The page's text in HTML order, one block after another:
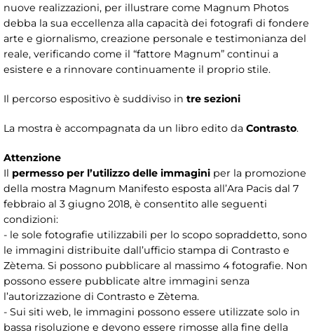
nuove realizzazioni, per illustrare come Magnum Photos
debba la sua eccellenza alla capacità dei fotografi di fondere
arte e giornalismo, creazione personale e testimonianza del
reale, verificando come il “fattore Magnum” continui a
esistere e a rinnovare continuamente il proprio stile.
Il percorso espositivo è suddiviso in tre sezioni
La mostra è accompagnata da un libro edito da Contrasto.
Attenzione
Il permesso per l’utilizzo delle immagini per la promozione
della mostra Magnum Manifesto esposta all’Ara Pacis dal 7
febbraio al 3 giugno 2018, è consentito alle seguenti
condizioni:
- le sole fotografie utilizzabili per lo scopo sopraddetto, sono
le immagini distribuite dall’ufficio stampa di Contrasto e
Zètema. Si possono pubblicare al massimo 4 fotografie. Non
possono essere pubblicate altre immagini senza
l’autorizzazione di Contrasto e Zètema.
- Sui siti web, le immagini possono essere utilizzate solo in
bassa risoluzione e devono essere rimosse alla fine della